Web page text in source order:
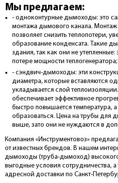
Мы предлагаем:
- одноконтурные дымоходы: это
монтажа дымового канала.
позволяет снизить теплопотери,
образование конденсата. Такие
здания, так как они не
потере мощности теплогенератора;
- сэндвич-дымоходы: эти
диаметра, которые вставляются
укладывается слой
обеспечивает эффективное
быстро повышается температура, а
образоваться. Цена на трубы для
выше, зато они не нуждаются в
Компания «Инструментовоз»
от известных брендов. В нашем
дымоходы (труба-дымоход) высокого
выгодные условия сотрудничества,
адресной доставки по Санкт-